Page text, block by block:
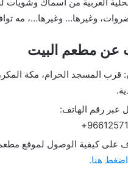
العربية من أسماك وشويات
وغيرها… وغيرها…، مه
عن مطعم البيت
قرب المسجد الحرام، مكة
عبر رقم الهاتف:
على كيفية الوصول لموقع
اضغط هنا.